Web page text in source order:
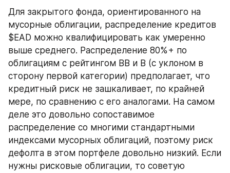
Для закрытого фонда, ориентированного на
мусорные облигации, распределение кредитов
$EAD можно квалифицировать как умеренно
выше среднего. Распределение 80%+ по
облигациям с рейтингом BB и B (с уклоном в
сторону первой категории) предполагает, что
кредитный риск не зашкаливает, по крайней
мере, по сравнению с его аналогами. На самом
деле это довольно сопоставимое
распределение со многими стандартными
индексами мусорных облигаций, поэтому риск
дефолта в этом портфеле довольно низкий. Если
нужны рисковые облигации, то советую